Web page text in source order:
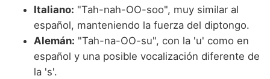
Italiano: "Tah-nah-OO-soo", muy similar al
español, manteniendo la fuerza del diptongo.
Alemán: "Tah-na-OO-su", con la 'u' como en
español y una posible vocalización diferente de
la 's'.